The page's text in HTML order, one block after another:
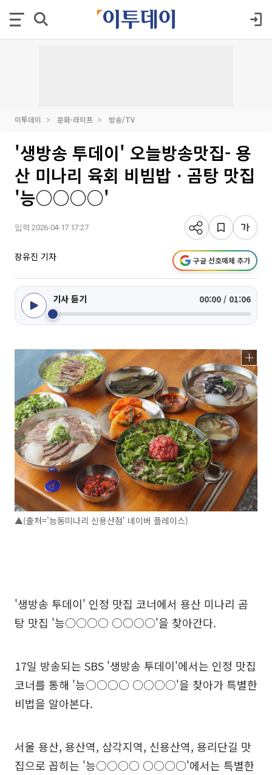
이투데이 문화·라이프 방송/TV
'생방송 투데이' 오늘방송맛집- 용
산 미나리 육회 비빔밥ㆍ곰탕 맛집
'능○○○○'
입력 2026-04-17 17:27
장유진 기자 구글 선호매체 추가
기사 듣기 00:00 / 01:06
▲(출처='능동미나리 신용산점' 네이버 플레이스)
'생방송 투데이' 인정 맛집 코너에서 용산 미나리 곰
탕 맛집 '능○○○○ ○○○○'을 찾아간다.
17일 방송되는 SBS '생방송 투데이'에서는 인정 맛집
코너를 통해 '능○○○○ ○○○○'을 찾아가 특별한
비법을 알아본다.
서울 용산, 용산역, 삼각지역, 신용산역, 용리단길 맛
집으로 꼽히는 '능○○○○ ○○○○'에서는 특별한